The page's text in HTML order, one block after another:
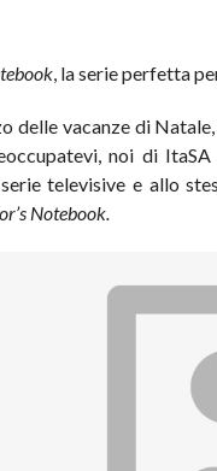
, la serie perfetta
delle vacanze di
noi di
televisive e allo
Notebook.